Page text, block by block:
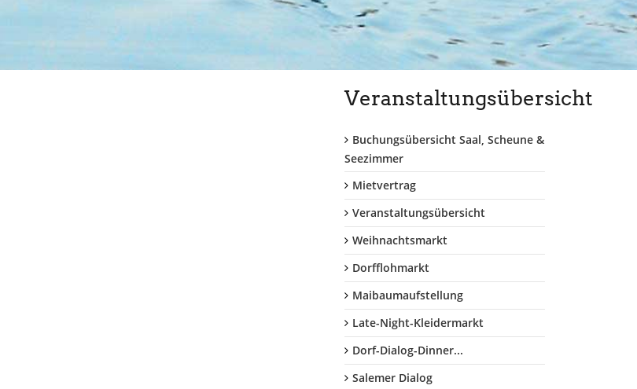
Veranstaltungsübersicht
Buchungsübersicht Saal, Scheune &
Seezimmer
Mietvertrag
Veranstaltungsübersicht
Weihnachtsmarkt
Dorfflohmarkt
Maibaumaufstellung
Late-Night-Kleidermarkt
Dorf-Dialog-Dinner...
Salemer Dialog